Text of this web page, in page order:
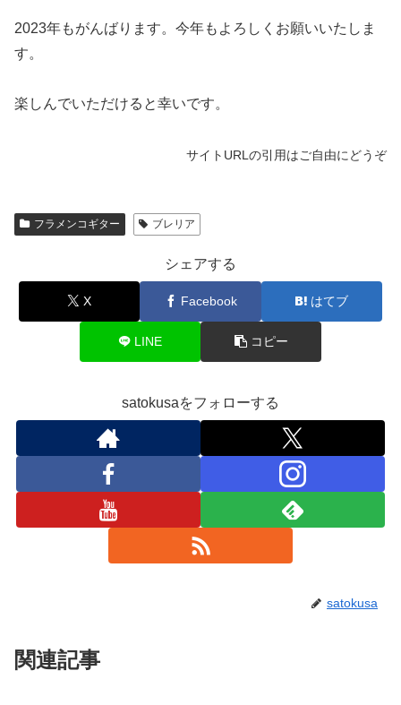
2023年もがんばります。今年もよろしくお願いいたしま
す。
楽しんでいただけると幸いです。
サイトURLの引用はご自由にどうぞ
フラメンコギター ブレリア
シェアする
X Facebook はてブ
LINE コピー
satokusaをフォローする
satokusa
関連記事